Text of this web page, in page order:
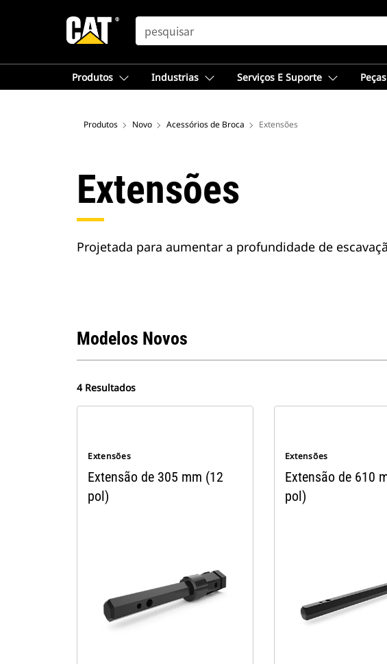
SEARCH
Produtos Industrias Serviços E Suporte Peças
Produtos Novo Acessórios de Broca Extensões
Extensões
Projetada para aumentar a profundidade de
Modelos Novos
4 Resultados
Extensões
Extensão de 305 mm (12
pol)
Extensões
Extensão de 610
pol)